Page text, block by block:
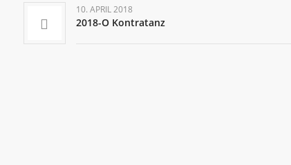
10. APRIL 2018
2018-O Kontratanz